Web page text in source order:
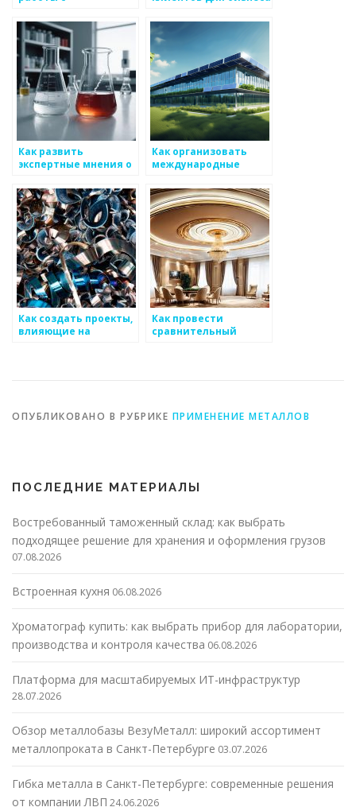
металоизделий
Как развить
экспертные мнения о
производстве
металоизделий
Как организовать
международные
производителями по
металоизделиям
Как создать проекты,
влияющие на
Как провести
сравнительный
ОПУБЛИКОВАНО В РУБРИКЕ ПРИМЕНЕНИЕ МЕТАЛЛОВ
ПОСЛЕДНИЕ МАТЕРИАЛЫ
Востребованный таможенный склад: как выбрать
подходящее решение для хранения и оформления грузов
07.08.2026
Встроенная кухня 06.08.2026
Хроматограф купить: как выбрать прибор для лаборатории,
производства и контроля качества 06.08.2026
Платформа для масштабируемых ИТ-инфраструктур
28.07.2026
Обзор металлобазы ВезуМеталл: широкий ассортимент
металлопроката в Санкт-Петербурге 03.07.2026
Гибка металла в Санкт-Петербурге: современные решения
от компании ЛВП 24.06.2026